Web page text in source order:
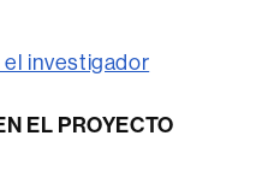
investigador
EL PROYECTO